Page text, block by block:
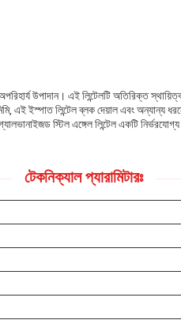
অপরিহার্য উপাদান। এই লিন্টেলটি অতিরিক্ত
ইস্পাত লিন্টেল ব্লক দেয়াল এবং অন্যান্য
স্টিল এঙ্গেল লিন্টেল একটি
টেকনিক্যাল প্যারামিটারঃ